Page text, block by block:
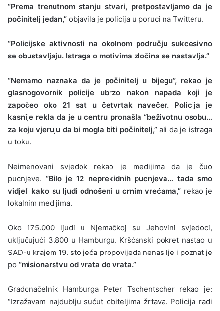
“Prema trenutnom stanju stvari, pretpostavljamo da je
počinitelj jedan,” objavila je policija u poruci na Twitteru.
“Policijske aktivnosti na okolnom području sukcesivno
se obustavljaju. Istraga o motivima zločina se nastavlja.”
“Nemamo naznaka da je počinitelj u bijegu”, rekao je
glasnogovornik policije ubrzo nakon napada koji je
započeo oko 21 sat u četvrtak navečer. Policija je
kasnije rekla da je u centru pronašla “beživotnu osobu…
za koju vjeruju da bi mogla biti počinitelj,”ali da je istraga
u toku.
Neimenovani svjedok rekao je medijima da je čuo
pucnjeve.“Bilo je 12 neprekidnih pucnjeva… tada smo
vidjeli kako su ljudi odnošeni u crnim vrećama,” rekao je
lokalnim medijima.
Oko 175.000 ljudi u Njemačkoj su Jehovini svjedoci,
uključujući 3.800 u Hamburgu. Kršćanski pokret nastao u
SAD-u krajem 19. stoljeća propovijeda nenasilje i poznat je
po “misionarstvu od vrata do vrata.”
Gradonačelnik Hamburga Peter Tschentscher rekao je:
“Izražavam najdublju sućut obiteljima žrtava. Policija radi